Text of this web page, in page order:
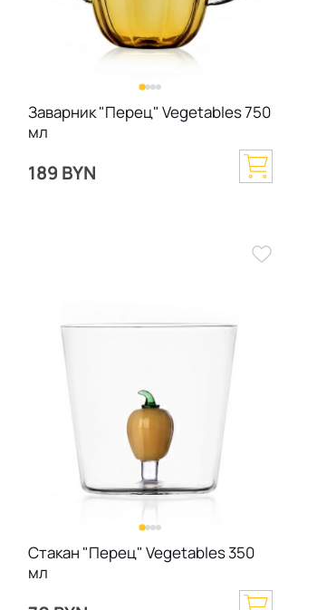
Заварник "Перец" Vegetables 750
мл
189 BYN
Стакан "Перец" Vegetables 350
мл